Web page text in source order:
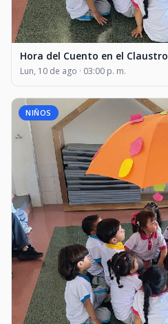
Hora del Cuento en el Claustro
Lun, 10 de ago · 03:00 p. m.
NIÑOS